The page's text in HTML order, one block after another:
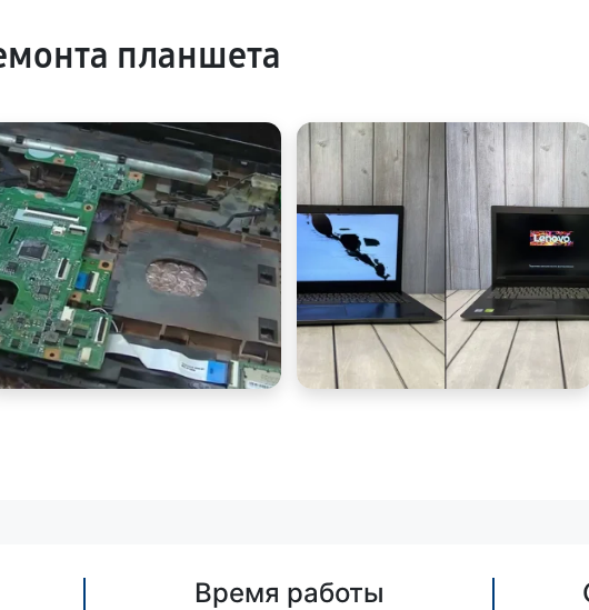
планшета
Время работы